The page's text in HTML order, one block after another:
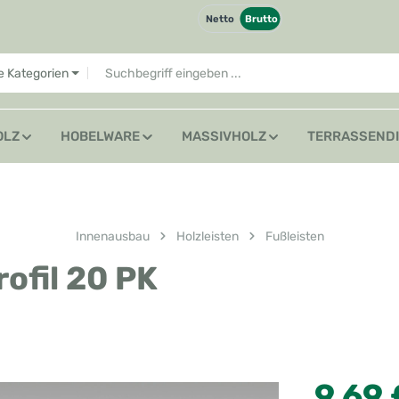
Netto Brutto
Kategorien
HOBELWARE MASSIVHOLZ
Innenausbau Holzleisten Fußleisten
20 PK
Regulärer